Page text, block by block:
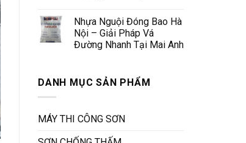
Nhựa Nguội Đóng Bao Hà
Nội – Giải Pháp Vá
Đường Nhanh Tại Mai Anh
DANH MỤC SẢN PHẨM
MÁY THI CÔNG SƠN